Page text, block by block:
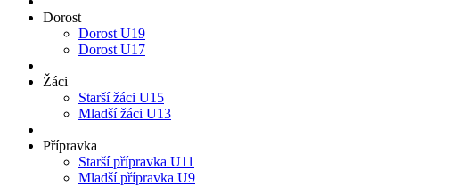
Dorost
Dorost U19
Dorost U17
Žáci
Starší žáci U15
Mladší žáci U13
Přípravka
Starší přípravka U11
Mladší přípravka U9